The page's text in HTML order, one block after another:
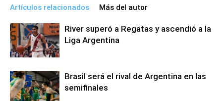
Artículos relacionados Más del autor
River superó a Regatas y ascendió a la
Liga Argentina
Brasil será el rival de Argentina en las
semifinales